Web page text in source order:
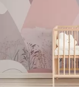
.67
Premium-Vinyl
65.0039.00 € /m²
Peel and Stick